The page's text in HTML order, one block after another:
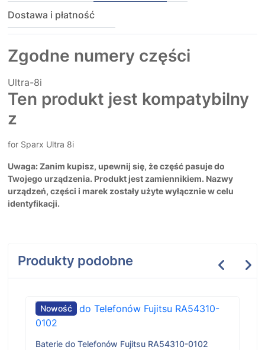
Dostawa i płatność
Zgodne numery części
Ultra-8i
Ten produkt jest kompatybilny
z
for Sparx Ultra 8i
Uwaga: Zanim kupisz, upewnij się, że część pasuje do
Twojego urządzenia. Produkt jest zamiennikiem. Nazwy
urządzeń, części i marek zostały użyte wyłącznie w celu
identyfikacji.
Produkty podobne
Nowość
Baterie do Telefonów Fujitsu RA54310-0102